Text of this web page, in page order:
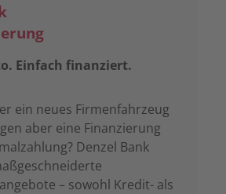
Einfach finanziert.
ein neues Firmenfahrzeug
aber eine Finanzierung
Denzel Bank
– sowohl Kredit- als